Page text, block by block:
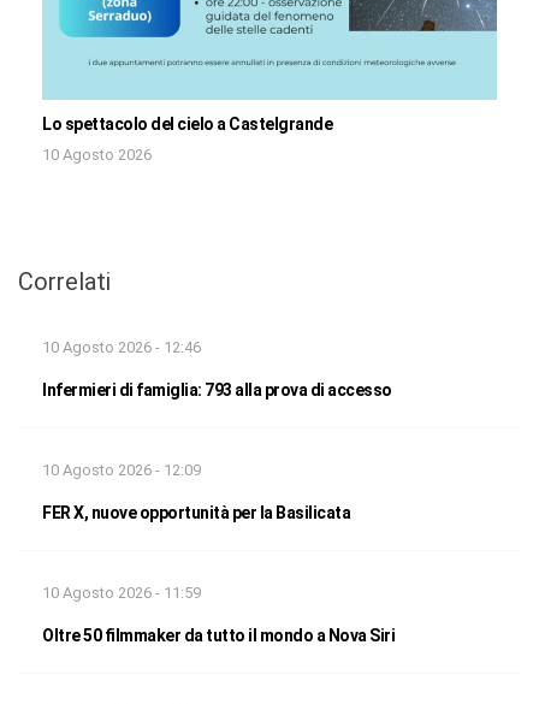
Lo spettacolo del cielo a Castelgrande
10 Agosto 2026
Correlati
10 Agosto 2026 - 12:46
Infermieri di famiglia: 793 alla prova di accesso
10 Agosto 2026 - 12:09
FER X, nuove opportunità per la Basilicata
10 Agosto 2026 - 11:59
Oltre 50 filmmaker da tutto il mondo a Nova Siri